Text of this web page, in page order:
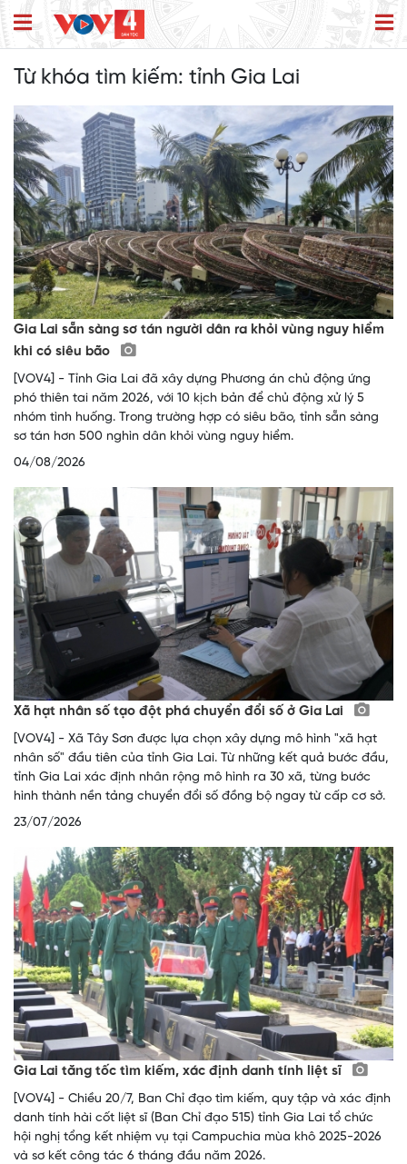
Từ khóa tìm kiếm: tỉnh Gia Lai
Gia Lai sẵn sàng sơ tán người dân ra khỏi vùng nguy hiểm
khi có siêu bão
[VOV4] - Tỉnh Gia Lai đã xây dựng Phương án chủ động ứng
phó thiên tai năm 2026, với 10 kịch bản để chủ động xử lý 5
nhóm tình huống. Trong trường hợp có siêu bão, tỉnh sẵn sàng
sơ tán hơn 500 nghìn dân khỏi vùng nguy hiểm.
04/08/2026
Xã hạt nhân số tạo đột phá chuyển đổi số ở Gia Lai
[VOV4] - Xã Tây Sơn được lựa chọn xây dựng mô hình "xã hạt
nhân số" đầu tiên của tỉnh Gia Lai. Từ những kết quả bước đầu,
tỉnh Gia Lai xác định nhân rộng mô hình ra 30 xã, từng bước
hình thành nền tảng chuyển đổi số đồng bộ ngay từ cấp cơ sở.
23/07/2026
Gia Lai tăng tốc tìm kiếm, xác định danh tính liệt sĩ
[VOV4] - Chiều 20/7, Ban Chỉ đạo tìm kiếm, quy tập và xác định
danh tính hài cốt liệt sĩ (Ban Chỉ đạo 515) tỉnh Gia Lai tổ chức
hội nghị tổng kết nhiệm vụ tại Campuchia mùa khô 2025-2026
và sơ kết công tác 6 tháng đầu năm 2026.